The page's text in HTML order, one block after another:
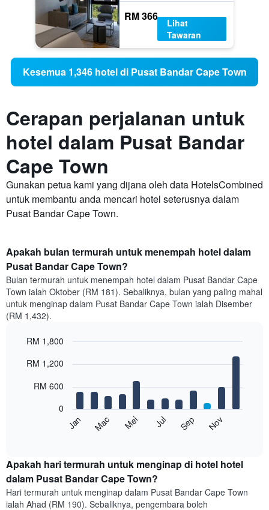
RM 366
Lihat
Tawaran
Kesemua 1,346 hotel di Pusat Bandar Cape Town
Cerapan perjalanan untuk
hotel dalam Pusat Bandar
Cape Town
Gunakan petua kami yang dijana oleh data HotelsCombined
untuk membantu anda mencari hotel seterusnya dalam
Pusat Bandar Cape Town.
Apakah bulan termurah untuk menempah hotel dalam
Pusat Bandar Cape Town?
Bulan termurah untuk menempah hotel dalam Pusat Bandar Cape
Town ialah Oktober (RM 181). Sebaliknya, bulan yang paling mahal
untuk menginap dalam Pusat Bandar Cape Town ialah Disember
(RM 1,432).
chart
bars.
purata
bilik
setiap
bulan
Carta
graphic.
Jan Mac Mei Jul Sep Nov
0
RM 600
RM 1,200
RM 1,800
Apakah hari termurah untuk menginap di hotel hotel
dalam Pusat Bandar Cape Town?
Hari termurah untuk menginap dalam Pusat Bandar Cape Town
ialah Ahad (RM 190). Sebaliknya, pengembara boleh